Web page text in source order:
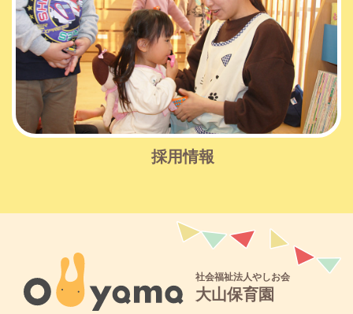
採用情報
社会福祉法人やしお会
大山保育園